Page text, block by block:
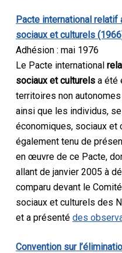
Pacte international relatif
sociaux et culturels (1966
Adhésion : mai 1976
Le Pacte international
sociaux et culturelsa été
territoires non
ainsi que les individus,
économiques, sociaux et
également tenu de
en œuvre de ce Pacte,
allant de janvier 2005 à
comparu devant le
sociaux et culturels des
et a présenté des
Convention sur